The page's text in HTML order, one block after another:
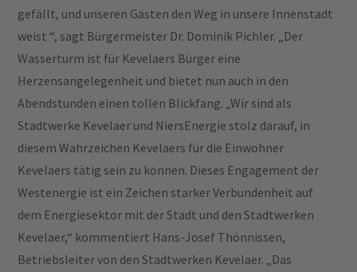
gefällt, und unseren Gästen den Weg in unsere Innenstadt
weist “, sagt Bürgermeister Dr. Dominik Pichler. „Der
Wasserturm ist für Kevelaers Bürger eine
Herzensangelegenheit und bietet nun auch in den
Abendstunden einen tollen Blickfang. „Wir sind als
Stadtwerke Kevelaer und NiersEnergie stolz darauf, in
diesem Wahrzeichen Kevelaers für die Einwohner
Kevelaers tätig sein zu können. Dieses Engagement der
Westenergie ist ein Zeichen starker Verbundenheit auf
dem Energiesektor mit der Stadt und den Stadtwerken
Kevelaer,“ kommentiert Hans-Josef Thönnissen,
Betriebsleiter von den Stadtwerken Kevelaer. „Das